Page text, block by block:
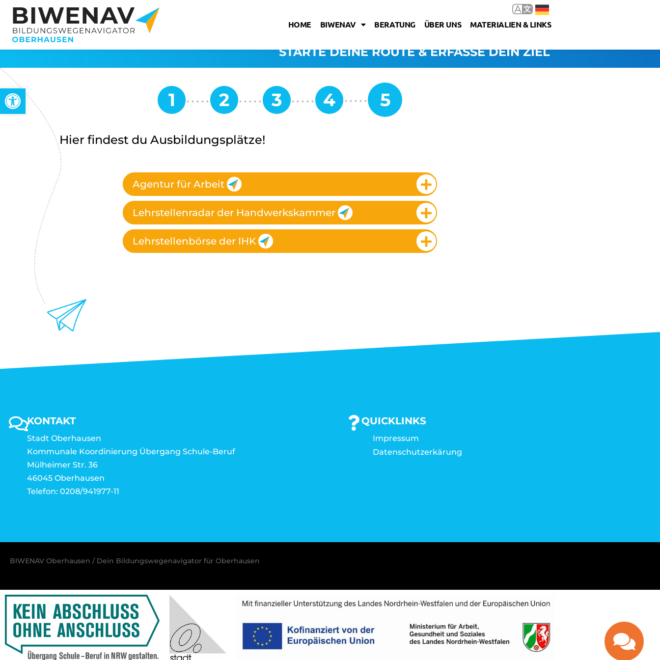
Werkzeugleiste öffnen
HOME BIWENAV BERATUNG ÜBER UNS MATERIALIEN & LINKS
STARTE DEINE ROUTE & ERFASSE DEIN ZIEL
Hier findest du Ausbildungsplätze!
Agentur für Arbeit
Lehrstellenradar der Handwerkskammer
Lehrstellenbörse der IHK
KONTAKT
Stadt Oberhausen
Kommunale Koordinierung Übergang Schule-Beruf
Mülheimer Str. 36
46045 Oberhausen
Telefon: 0208/941977-11
QUICKLINKS
Impressum
Datenschutzerkärung
BIWENAV Oberhausen / Dein Bildungswegenavigator für Oberhausen